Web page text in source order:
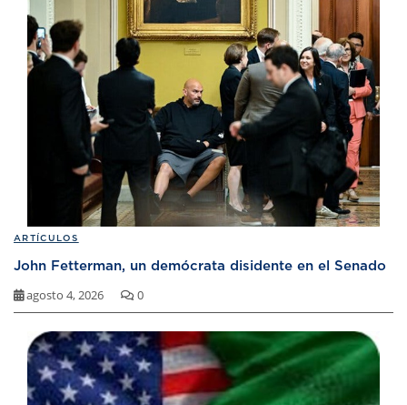
ARTÍCULOS
John Fetterman, un demócrata disidente en el Senado
agosto 4, 2026 0